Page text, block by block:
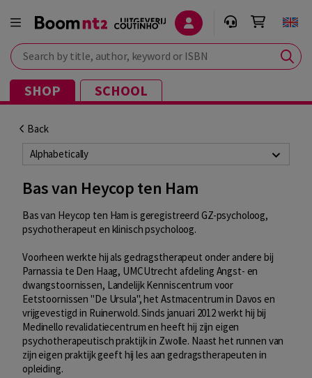
Search by title, author, keyword or ISBN
SHOP SCHOOL
Back
Alphabetically
Bas van Heycop ten Ham
Bas van Heycop ten Ham is geregistreerd GZ-psycholoog,
psychotherapeut en klinisch psycholoog.
Voorheen werkte hij als gedragstherapeut onder andere bij
Parnassia te Den Haag, UMCUtrecht afdeling Angst- en
dwangstoornissen, Landelijk Kenniscentrum voor
Eetstoornissen "De Ursula", het Astmacentrum in Davos en
vrijgevestigd in Ruinerwold. Sinds januari 2012 werkt hij bij
Medinello revalidatiecentrum en heeft hij zijn eigen
psychotherapeutisch praktijk in Zwolle. Naast het runnen van
zijn eigen praktijk geeft hij les aan gedragstherapeuten in
opleiding.